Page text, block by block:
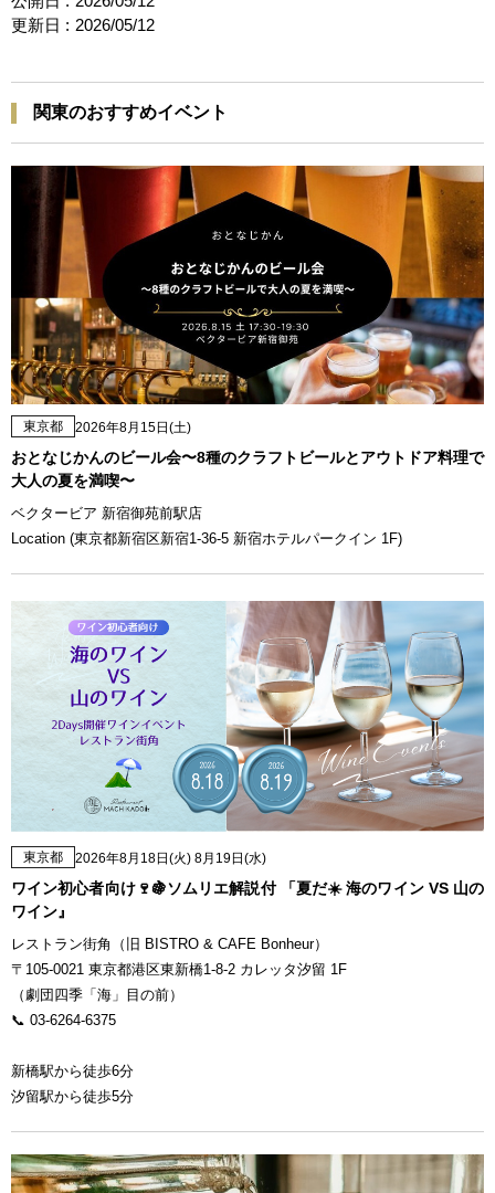
更新日 : 2026/05/12
関東のおすすめイベント
東京都 2026年8月15日(土)
おとなじかんのビール会〜8種のクラフトビールとアウトドア料理で
大人の夏を満喫〜
ベクタービア 新宿御苑前駅店
Location (東京都新宿区新宿1-36-5 新宿ホテルパークイン 1F)
東京都 2026年8月18日(火) 8月19日(水)
ワイン初心者向け🍷🍇ソムリエ解説付 「夏だ☀️ 海のワイン VS 山の
ワイン』
レストラン街角（旧 BISTRO & CAFE Bonheur）
〒105-0021 東京都港区東新橋1-8-2 カレッタ汐留 1F
（劇団四季「海」目の前）
📞 03-6264-6375
新橋駅から徒歩6分
汐留駅から徒歩5分